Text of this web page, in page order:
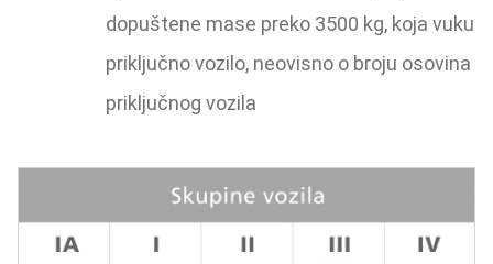
dopuštene mase preko 3500 kg, koja vuku
priključno vozilo, neovisno o broju osovina
priključnog vozila